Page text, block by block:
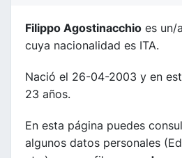
Filippo Agostinacchio es un/
cuya nacionalidad es ITA.
Nació el 26-04-2003 y en
23 años.
En esta página puedes
algunos datos personales